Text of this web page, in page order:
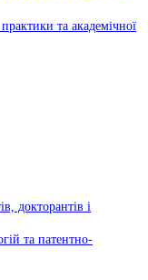
та академічної
докторантів і
та патентно-